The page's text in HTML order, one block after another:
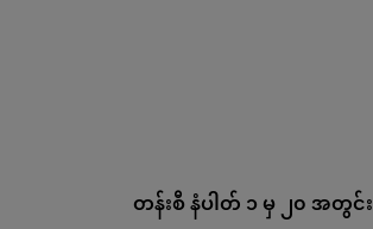
တန်းစီ နံပါတ် ၁ မှ ၂၀ အတွင်း